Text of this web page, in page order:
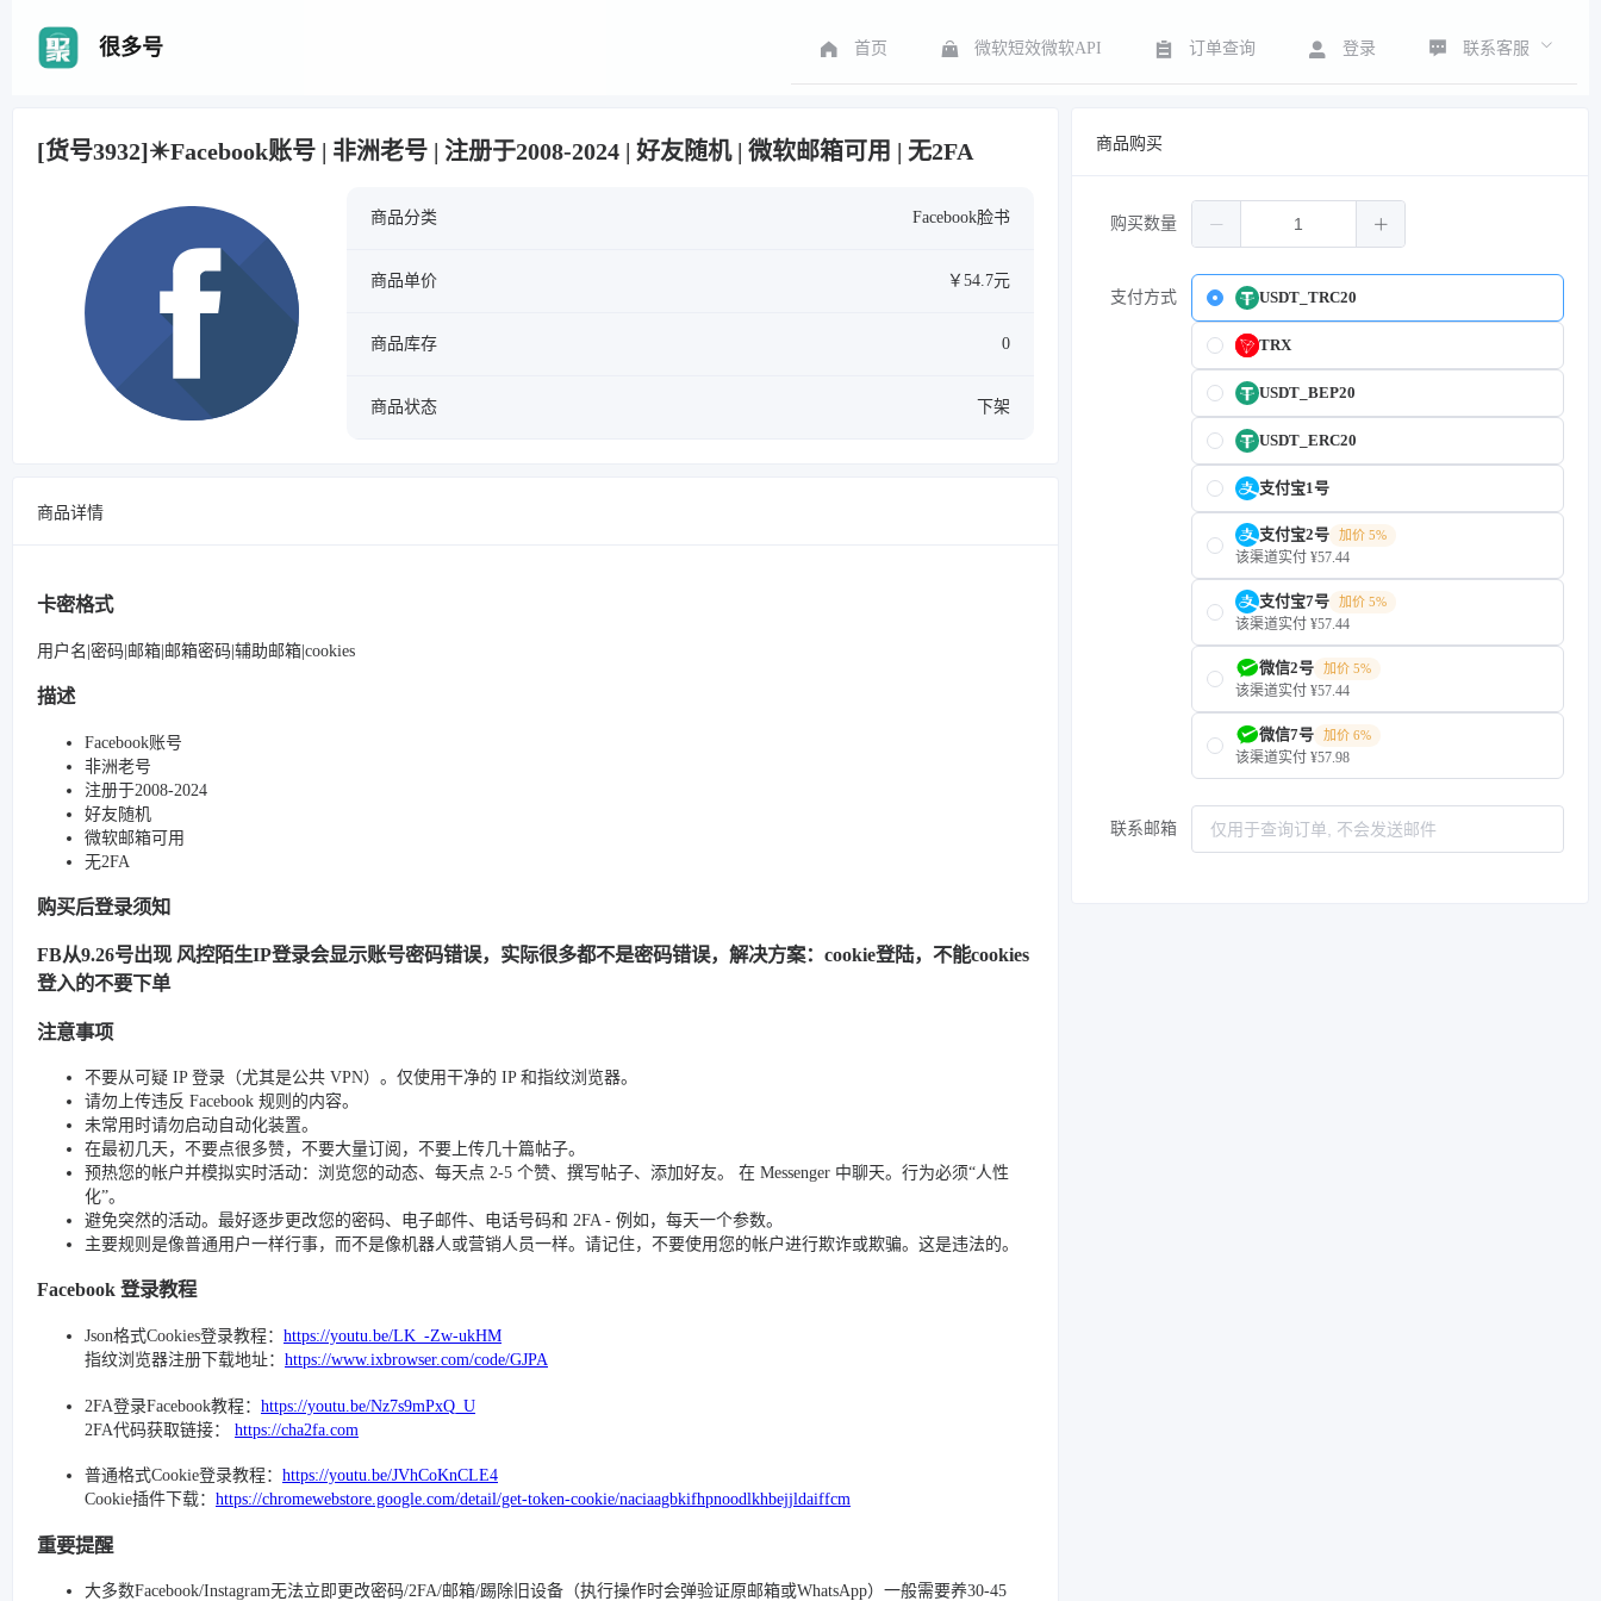
很多号 首页 微软短效微软API 订单查询 登录 联系客服
[货号3932]✴️Facebook账号 | 非洲老号 | 注册于2008-2024 | 好友随机 | 微软邮箱可用 | 无2FA
商品分类 Facebook脸书
商品单价 ￥54.7元
商品库存 0
商品状态 下架
商品详情
卡密格式
用户名|密码|邮箱|邮箱密码|辅助邮箱|cookies
描述
Facebook账号
非洲老号
注册于2008-2024
好友随机
微软邮箱可用
无2FA
购买后登录须知
FB从9.26号出现 风控陌生IP登录会显示账号密码错误，实际很多都不是密码错误，解决方案：cookie登陆，不能cookies
登入的不要下单
注意事项
不要从可疑 IP 登录（尤其是公共 VPN）。仅使用干净的 IP 和指纹浏览器。
请勿上传违反 Facebook 规则的内容。
未常用时请勿启动自动化装置。
在最初几天，不要点很多赞，不要大量订阅，不要上传几十篇帖子。
预热您的帐户并模拟实时活动：浏览您的动态、每天点 2-5 个赞、撰写帖子、添加好友。 在 Messenger 中聊天。行为必须“人性
化”。
避免突然的活动。最好逐步更改您的密码、电子邮件、电话号码和 2FA - 例如，每天一个参数。
主要规则是像普通用户一样行事，而不是像机器人或营销人员一样。请记住，不要使用您的帐户进行欺诈或欺骗。这是违法的。
Facebook 登录教程
Json格式Cookies登录教程： https://youtu.be/LK_-Zw-ukHM
指纹浏览器注册下载地址： https://www.ixbrowser.com/code/GJPA
2FA登录Facebook教程： https://youtu.be/Nz7s9mPxQ_U
2FA代码获取链接： https://cha2fa.com
普通格式Cookie登录教程： https://youtu.be/JVhCoKnCLE4
Cookie插件下载： https://chromewebstore.google.com/detail/get-token-cookie/naciaagbkifhpnoodlkhbejjldaiffcm
重要提醒
大多数Facebook/Instagram无法立即更改密码/2FA/邮箱/踢除旧设备（执行操作时会弹验证原邮箱或WhatsApp）一般需要养30-45
商品购买
购买数量
支付方式 USDT_TRC20
TRX
USDT_BEP20
USDT_ERC20
支付宝1号
支付宝2号 加价 5%
该渠道实付 ¥57.44
支付宝7号 加价 5%
该渠道实付 ¥57.44
微信2号 加价 5%
该渠道实付 ¥57.44
微信7号 加价 6%
该渠道实付 ¥57.98
联系邮箱